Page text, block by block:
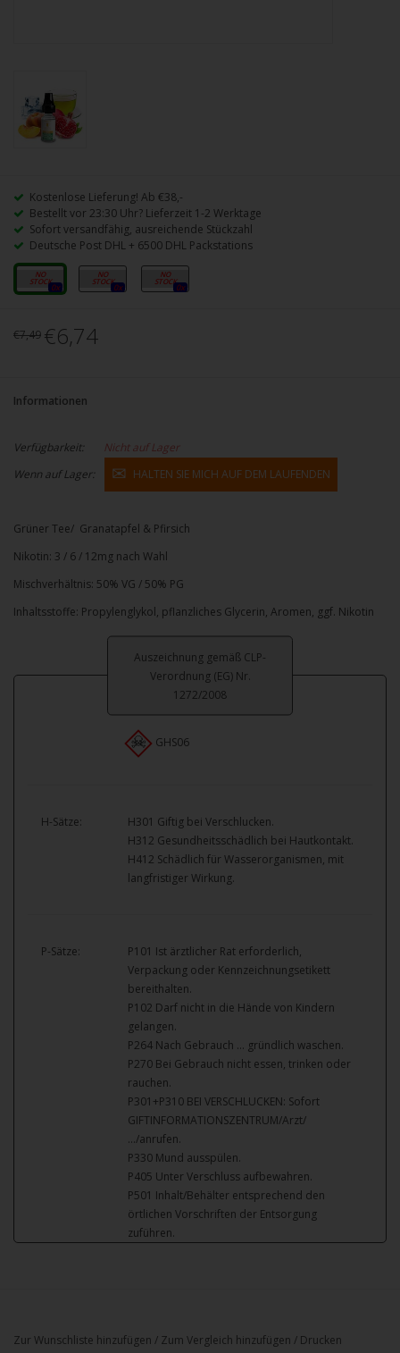
Kostenlose Lieferung! Ab €38,-
Bestellt vor 23:30 Uhr? Lieferzeit 1-2 Werktage
Sofort versandfähig, ausreichende Stückzahl
Deutsche Post DHL + 6500 DHL Packstations
3mg
0x
6mg
0x
12mg
0x
€7,49 €6,74
Informationen
Verfügbarkeit:
Nicht auf Lager
Wenn auf Lager:
HALTEN SIE MICH AUF DEM LAUFENDEN
Grüner Tee/ Granatapfel & Pfirsich
Nikotin: 3 / 6 / 12mg nach Wahl
Mischverhältnis: 50% VG / 50% PG
Inhaltsstoffe: Propylenglykol, pflanzliches Glycerin, Aromen, ggf. Nikotin
Auszeichnung gemäß CLP-
Verordnung (EG) Nr.
1272/2008
GHS06
H-Sätze:
H301 Giftig bei Verschlucken.
H312 Gesundheitsschädlich bei Hautkontakt.
H412 Schädlich für Wasserorganismen, mit
langfristiger Wirkung.
P-Sätze:
P101 Ist ärztlicher Rat erforderlich,
Verpackung oder Kennzeichnungsetikett
bereithalten.
P102 Darf nicht in die Hände von Kindern
gelangen.
P264 Nach Gebrauch … gründlich waschen.
P270 Bei Gebrauch nicht essen, trinken oder
rauchen.
P301+P310 BEI VERSCHLUCKEN: Sofort
GIFTINFORMATIONSZENTRUM/Arzt/
…/anrufen.
P330 Mund ausspülen.
P405 Unter Verschluss aufbewahren.
P501 Inhalt/Behälter entsprechend den
örtlichen Vorschriften der Entsorgung
zuführen.
Zur Wunschliste hinzufügen / Zum Vergleich hinzufügen / Drucken